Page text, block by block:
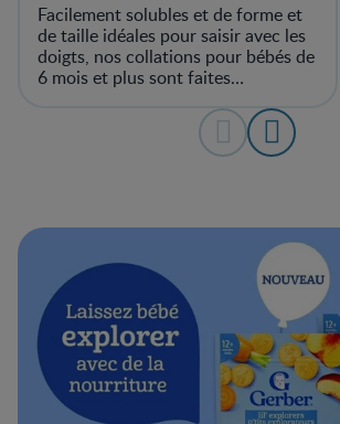
Facilement solubles et de forme et
de taille idéales pour saisir avec les
doigts, nos collations pour bébés de
6 mois et plus sont faites